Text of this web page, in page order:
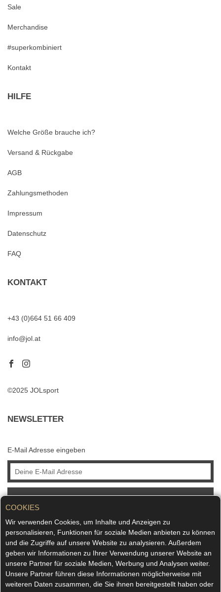
COOKIES
Wir verwenden Cookies, um Inhalte und Anzeigen zu
personalisieren, Funktionen für soziale Medien anbieten zu können
und die Zugriffe auf unsere Website zu analysieren. Außerdem
geben wir Informationen zu Ihrer Verwendung unserer Website an
unsere Partner für soziale Medien, Werbung und Analysen weiter.
Unsere Partner führen diese Informationen möglicherweise mit
weiteren Daten zusammen, die Sie ihnen bereitgestellt haben oder
Sale
Merchandise
#superkombiniert
Kontakt
HILFE
Welche Größe brauche ich?
Versand & Rückgabe
AGB
Zahlungsmethoden
Impressum
Datenschutz
FAQ
KONTAKT
+43 (0)664 51 66 409
info@jol.at
©2025 JOLsport
NEWSLETTER
E-Mail Adresse eingeben
ABONNIEREN